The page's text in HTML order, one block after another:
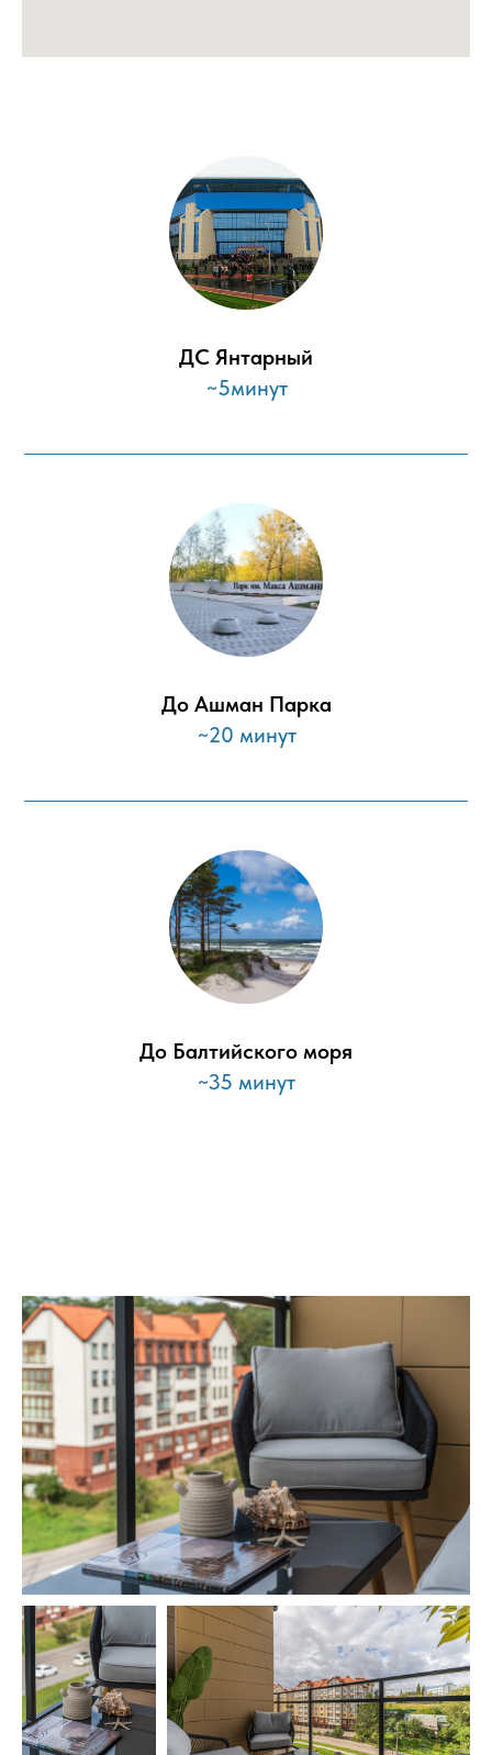
ДС Янтарный
~5минут
До Ашман Парка
~20 минут
До Балтийского моря
~35 минут